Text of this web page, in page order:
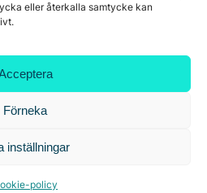
eller återkalla samtycke kan
Förneka
inställningar
policy
mötesvåning på Vasagatan